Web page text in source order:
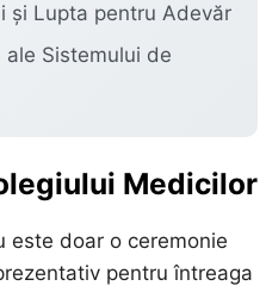
și Lupta pentru Adevăr
Sistemului de
Medicilor
este doar o ceremonie
pentru întreaga